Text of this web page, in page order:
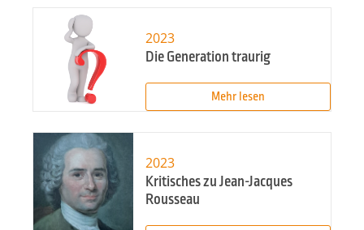
2023
Die Generation traurig
Mehr lesen
2023
Kritisches zu Jean-Jacques
Rousseau